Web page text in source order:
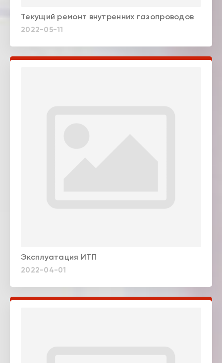
Текущий ремонт внутренних газопроводов
2022-05-11
Эксплуатация ИТП
2022-04-01